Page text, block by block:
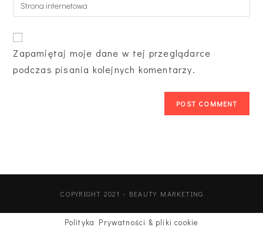
Zapamiętaj moje dane w tej przeglądarce
podczas pisania kolejnych komentarzy.
COPYRIGHT 2021 - BEAUTY MARKETING
Polityka Prywatności & pliki cookie